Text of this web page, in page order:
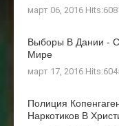
март 06, 2016
Выборы В Дании -
Мире
март 17, 2016
Полиция
Наркотиков В